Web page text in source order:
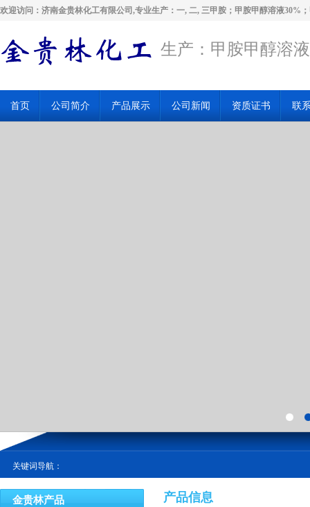
欢迎访问：济南金贵林化工有限公司,专业生产：一, 二, 三甲胺；甲胺甲醇溶液30%
生产：甲胺甲醇溶
首页 公司简介 产品展示 公司新闻 资质证书 联
关键词导航：
金贵林产品 产品信息